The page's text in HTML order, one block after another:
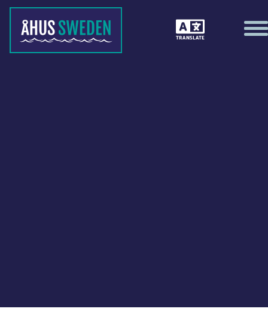
TRANSLATE